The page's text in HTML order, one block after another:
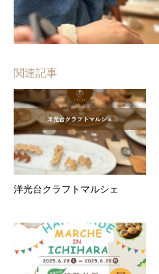
関連記事
洋光台クラフトマルシェ